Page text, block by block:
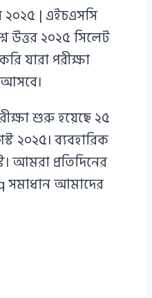
২০২৫ | এইচএসসি
উত্তর ২০২৫ সিলেট
যারা পরীক্ষা
আসবে।
শুরু হয়েছে ২৫
২০২৫। ব্যবহারিক
আমরা প্রতিদিনের
সমাধান আমাদের